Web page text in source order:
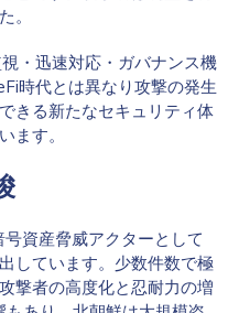
。
・迅速対応・ガバナンス機
時代とは異なり攻撃の発生
きる新たなセキュリティ体
ます。
資産脅威アクターとして
しています。少数件数で極
撃者の高度化と忍耐力の増